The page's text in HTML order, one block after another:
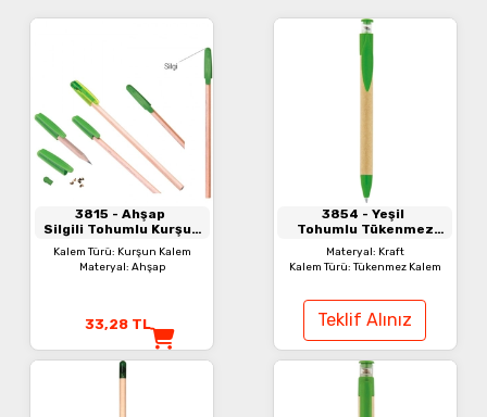
3815 - Ahşap
Silgili Tohumlu Kurşun
Kalem
Kalem Türü: Kurşun Kalem
Materyal: Ahşap
33,28 TL
3854 - Yeşil
Tohumlu Tükenmez
Kalem
Materyal: Kraft
Kalem Türü: Tükenmez Kalem
Teklif Alınız